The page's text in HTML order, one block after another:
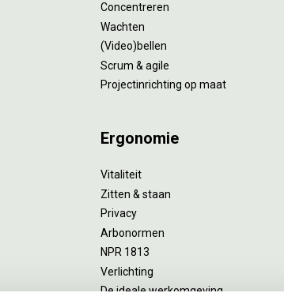
Concentreren
Wachten
(Video)bellen
Scrum & agile
Projectinrichting op maat
Ergonomie
Vitaliteit
Zitten & staan
Privacy
Arbonormen
NPR 1813
Verlichting
De ideale werkomgeving